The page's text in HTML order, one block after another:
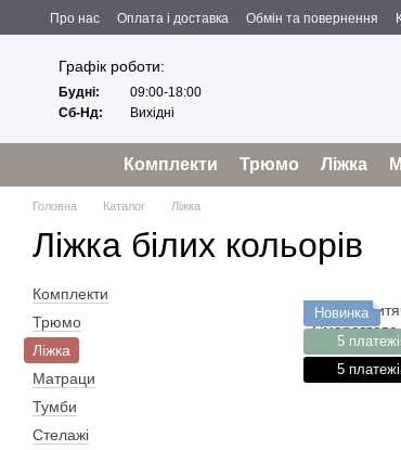
Перейти до основного контенту
Про нас Оплата і доставка Обмін та повернення
Угода користувача
Відгуки про магазин Політика
Графік роботи:
Будні:
09:00-18:00
Сб-Нд:
Вихідні
Комплекти Трюмо Ліжка
Головна Каталог Ліжка
Ліжка білих кольорів
Новинка
5
5
Комплекти
Трюмо
Ліжка
Матраци
Тумби
Стелажі